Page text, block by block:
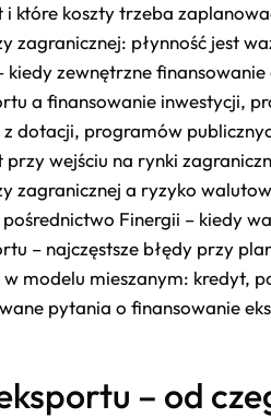
które koszty trzeba
zagranicznej: płynność jest
zewnętrzne
a finansowanie inwestycji,
dotacji, programów
wejściu na rynki
zagranicznej a ryzyko
Finergii – kiedy
– najczęstsze błędy przy
modelu mieszanym: kredyt,
pytania o finansowanie
– od